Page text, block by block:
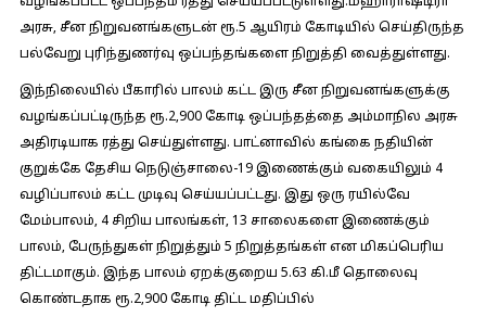
அரசு, சீன நிறுவனங்களுடன் ரூ.5 ஆயிரம் கோடியில் செய்திருந்த
பல்வேறு புரிந்துணர்வு ஒப்பந்தங்களை நிறுத்தி வைத்துள்ளது.
இந்நிலையில் பீகாரில் பாலம் கட்ட இரு சீன நிறுவனங்களுக்கு
வழங்கப்பட்டிருந்த ரூ.2,900 கோடி ஒப்பந்தத்தை அம்மாநில அரசு
அதிரடியாக ரத்து செய்துள்ளது. பாட்னாவில் கங்கை நதியின்
குறுக்கே தேசிய நெடுஞ்சாலை-19 இணைக்கும் வகையிலும் 4
வழிப்பாலம் கட்ட முடிவு செய்யப்பட்டது. இது ஒரு ரயில்வே
மேம்பாலம், 4 சிறிய பாலங்கள், 13 சாலைகளை இணைக்கும்
பாலம், பேருந்துகள் நிறுத்தும் 5 நிறுத்தங்கள் என மிகப்பெரிய
திட்டமாகும். இந்த பாலம் ஏறக்குறைய 5.63 கி.மீ தொலைவு
கொண்டதாக ரூ.2,900 கோடி திட்ட மதிப்பில்